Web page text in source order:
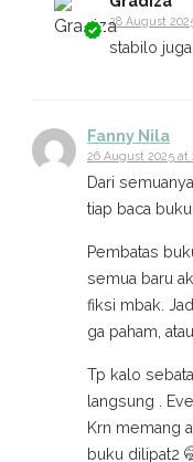
28 August
stabilo
Fanny Nila
26 August 2025 at
Dari
tiap baca buku
Pembatas
semua baru
fiksi mbak.
ga paham,
Tp kalo
langsung .
Krn memang
buku dilipat2